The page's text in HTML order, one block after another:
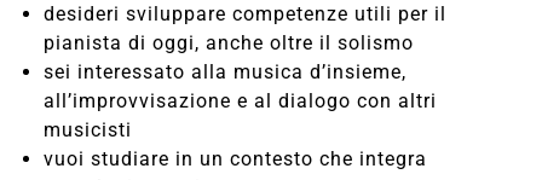
desideri sviluppare competenze utili per il
pianista di oggi, anche oltre il solismo
sei interessato alla musica d’insieme,
all’improvvisazione e al dialogo con altri
musicisti
vuoi studiare in un contesto che integra